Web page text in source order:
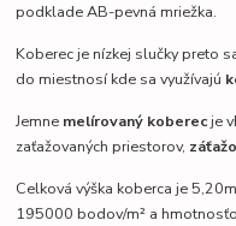
podklade AB-pevná mriežka.
Koberec je nízkej slučky preto
do miestnosí kde sa využívajú
Jemne melírovaný koberec je
zaťažovaných priestorov,
Celková výška koberca je
195000 bodov/m² a